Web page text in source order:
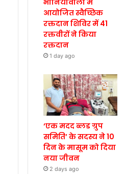
आयोजित स्वैच्छिक
रक्तदान शिविर में 41
रक्तवीरों ने किया
रक्तदान
1 day ago
‘एक मदद ब्लड ग्रुप
समिति’ के सदस्य ने 10
दिन के मासूम को दिया
नया जीवन
2 days ago